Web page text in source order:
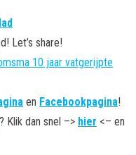
Let’s share!
10 jaar vatgerijpte
en Facebookpagina!
? Klik dan snel –> hier <– en